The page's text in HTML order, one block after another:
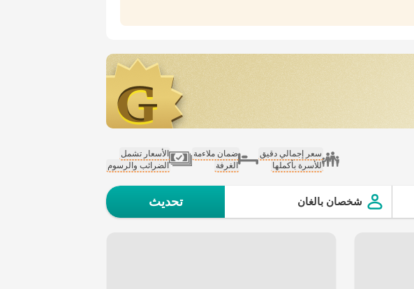
سعر إجمالي دقيق
للأسرة بأكملها
ضمان ملاءمة
الغرفة
الأسعار تشمل
الضرائب والرسوم
شخصان بالغان تحديث